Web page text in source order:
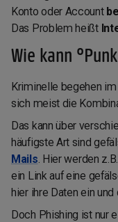
Konto oder Account
Das Problem heißt
Wie kann
Kriminelle begehen
sich meist die
Das kann über
häufigste Art sind
Mails. Hier werden
ein Link auf eine
hier ihre Daten ein
Doch Phishing ist nur